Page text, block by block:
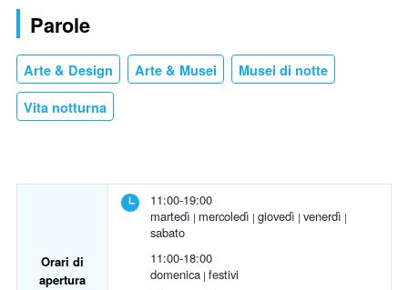
Parole
Arte & Design Arte & Musei Musei di notte
Vita notturna
Orari di
apertura
11:00-19:00
martedì mercoledì giovedì venerdì
sabato
11:00-18:00
domenica festivi